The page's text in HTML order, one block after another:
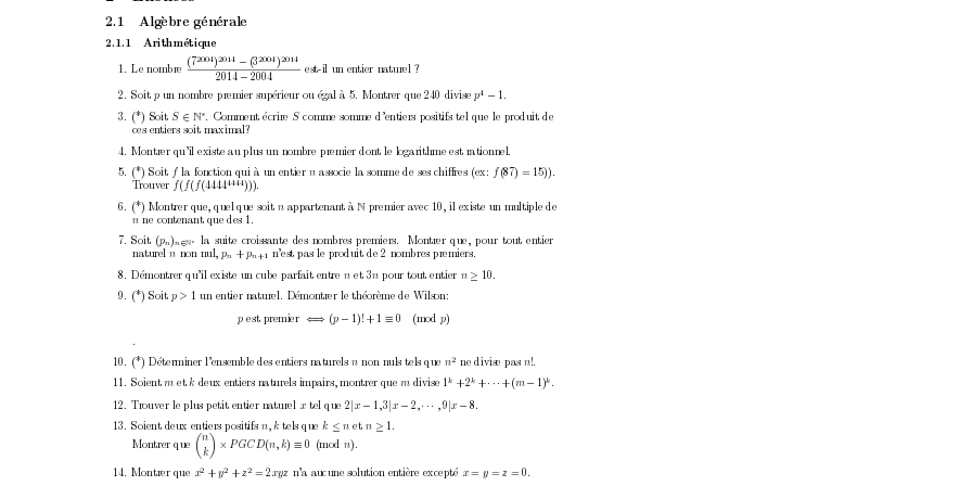
2.1 Alg`
ebre g´
en´
erale
2.1.1 Arithm´etique
1. Le nombre
(72004)2014 −(32004 )2014
2014 − 2004
est-il un entier naturel ?
2. Soit pun nombre premier sup´
erieur ou ´
egal `a 5. Montrer que 240 divise p4 − 1.
3. (*) Soit S ∈ N∗. Comment ´ecrire Scomme somme d’entiers positifs tel que le produit de
ces entiers soit maximal?
4.
Montrer qu’il existe au plus un nom bre premier dont le logarithme est rationnel.
5. (*) Soit fla fonction qui `
a un entier nassocie la somme de ses chiﬀres (ex: f (87) = 15)).
Trouver f( f( f(44444444))).
6.
(*) Montrer que, quel que soit nappartenant `a Npremier avec 10, il existe un multiple de
nne contenant que des 1.
7. Soit (pn)n∈N la suite croissante des nombres premiers. Montrer que, pour tout entier
naturel n non nul, pn + pn+1 n’est pas le produit de 2 nombres premiers.
8. D´emontrer qu’il existe un cube parfait entre net 3npour tout entier n ≥ 10.
9. (*) Soit p > 1 un entier naturel. D´
emontrer le th´eor`eme de Wilson:
pest premier ⇐⇒ (p − 1)! + 1 ≡0 (mod p)
.
10. (*) D´eterminer l’ensemble des entiers naturels nnon nuls tels que n2ne divise pas n!.
11. Soient met kdeux entiers naturels impairs, montrer que mdivise 1k + 2k + · ·· + (m − 1)k .
12.
Trouver le plus petit entier naturel xtel que 2 | x − 1 ,3 | x −2 · ·· ,9 |x −8.
13. Soient deux entiers positifs n, k tels que k ≤net n ≥ 1.
Montrer que n
k  ×P GCD(n, k) ≡0 (mod n).
14. Montrer que x2 +y2 +z2 = 2 xyz n’a aucune solution enti`ere except´e x= y=z= 0.